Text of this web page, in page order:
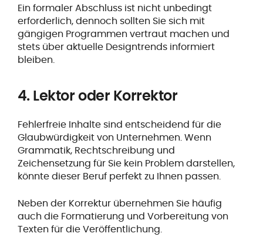
Ein formaler Abschluss ist nicht unbedingt
erforderlich, dennoch sollten Sie sich mit
gängigen Programmen vertraut machen und
stets über aktuelle Designtrends informiert
bleiben.
4. Lektor oder Korrektor
Fehlerfreie Inhalte sind entscheidend für die
Glaubwürdigkeit von Unternehmen. Wenn
Grammatik, Rechtschreibung und
Zeichensetzung für Sie kein Problem darstellen,
könnte dieser Beruf perfekt zu Ihnen passen.
Neben der Korrektur übernehmen Sie häufig
auch die Formatierung und Vorbereitung von
Texten für die Veröffentlichung.